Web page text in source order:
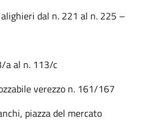
dal n. 221 al n. 225 –
a al n. 113/c
verezzo n. 161/167
piazza del mercato